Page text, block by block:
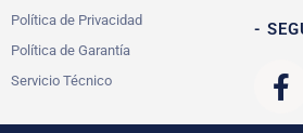
Política de Privacidad
Política de Garantía
Servicio Técnico
-